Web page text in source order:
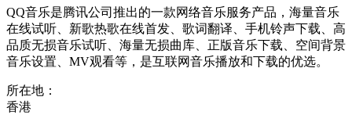
QQ音乐是腾讯公司推出的一款网络音乐服务产品，海量音乐
在线试听、新歌热歌在线首发、歌词翻译、手机铃声下载、高
品质无损音乐试听、海量无损曲库、正版音乐下载、空间背景
音乐设置、MV观看等，是互联网音乐播放和下载的优选。
所在地：
香港